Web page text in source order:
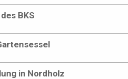
BKS
in Nordholz